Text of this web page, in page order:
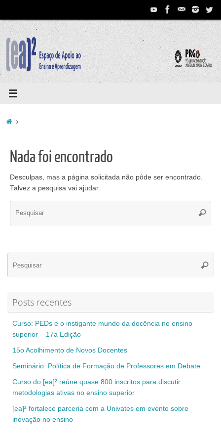
conteúdo
Home
Nada foi encontrado
Desculpas, mas a página solicitada não pôde ser encontrado.
Talvez a pesquisa vai ajudar.
Posts recentes
Curso: PEDs e o instigante mundo da docência no ensino
superior – 17a Edição
15o Acolhimento de Novos Docentes
Seminário: Política de Formação de Professores em Debate
Curso do [ea]² reúne quase 800 inscritos para discutir
metodologias ativas no ensino superior
[ea]² fortalece parceria com a Univates em evento sobre
inovação no ensino